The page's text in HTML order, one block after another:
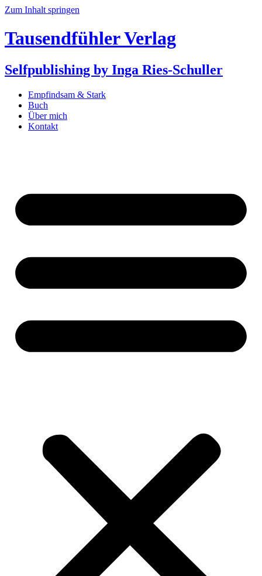
Zum Inhalt springen
Tausendfühler Verlag
Selfpublishing by Inga Ries-Schuller
Empfindsam & Stark
Buch
Über mich
Kontakt